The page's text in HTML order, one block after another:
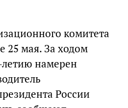
комитета
25 мая. За ходом
летию намерен
России